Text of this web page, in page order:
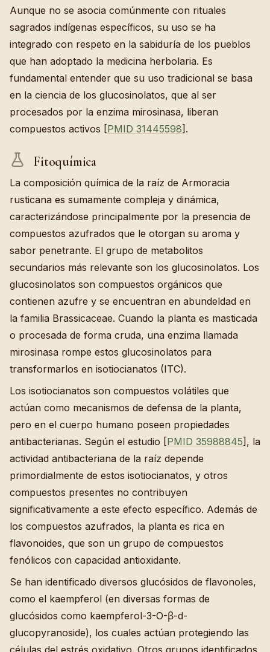
Aunque no se asocia comúnmente con rituales
sagrados indígenas específicos, su uso se ha
integrado con respeto en la sabiduría de los pueblos
que han adoptado la medicina herbolaria. Es
fundamental entender que su uso tradicional se basa
en la ciencia de los glucosinolatos, que al ser
procesados por la enzima mirosinasa, liberan
compuestos activos [PMID 31445598].
Fitoquímica
La composición química de la raíz de Armoracia
rusticana es sumamente compleja y dinámica,
caracterizándose principalmente por la presencia de
compuestos azufrados que le otorgan su aroma y
sabor penetrante. El grupo de metabolitos
secundarios más relevante son los glucosinolatos. Los
glucosinolatos son compuestos orgánicos que
contienen azufre y se encuentran en abundeldad en
la familia Brassicaceae. Cuando la planta es masticada
o procesada de forma cruda, una enzima llamada
mirosinasa rompe estos glucosinolatos para
transformarlos en isotiocianatos (ITC).
Los isotiocianatos son compuestos volátiles que
actúan como mecanismos de defensa de la planta,
pero en el cuerpo humano poseen propiedades
antibacterianas. Según el estudio [PMID 35988845], la
actividad antibacteriana de la raíz depende
primordialmente de estos isotiocianatos, y otros
compuestos presentes no contribuyen
significativamente a este efecto específico. Además de
los compuestos azufrados, la planta es rica en
flavonoides, que son un grupo de compuestos
fenólicos con capacidad antioxidante.
Se han identificado diversos glucósidos de flavonoles,
como el kaempferol (en diversas formas de
glucósidos como kaempferol-3-O-β-d-
glucopyranoside), los cuales actúan protegiendo las
células del estrés oxidativo. Otros grupos identificados